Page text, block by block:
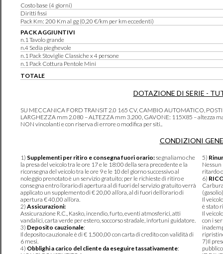
Costo base (4 giorni)
Diritti fissi
Pack Km: 200 Km al gg (0,20 €/km per km eccedenti)
PACK AGGIUNTIVI
n.1 Tavolo grande
n.4 Sedia pieghevole
n.1 Pack Stoviglie Classiche x 4 persone
n.1 Pack Cottura Pentole Mini
TOTALE
DOTAZIONE DI SERIE -
SU MECCANICA FORD TRANSIT 2.0 165 CV, CAMBIO AUTOMATICO,
LARGHEZZA mm 2.080 – ALTEZZA mm 3.200, GAVONE: 115X85 – altezza
NON vincolanti e con riserva di errore o modifica per siti..
CONDIZIONI
1) Supplementi per ritiro e consegna fuori orario:segnaliamo che
la presa del veicolo tra le ore 17 e le 18:00 della sera precedente e la
riconsegna del veicolo tra le ore 9 e le 10 del giorno successivo al
noleggio prenotato è un servizio gratuito; per le richieste di ritiro e
consegna entro l’orario di apertura al di fuori del servizio gratuito verrà
applicato un supplemento di € 20,00 all’ora, al di fuori dell’orario di
apertura € 40,00 all’ora.
2) Assicurazioni:
Assicurazione R.C., Kasko, incendio, furto, eventi atmosferici, atti
vandalici, carta verde per estero, soccorso stradale, infortuni guidatore.
3) Deposito cauzionale:
Il deposito cauzionale è di € 1.500,00 con carta di credito con validità di
6 mesi.
4) Obblighi a carico del cliente da eseguire tassativamente:
5)
Nessun
ritardo
6)
Il
è stato
Il
con i
7)Il